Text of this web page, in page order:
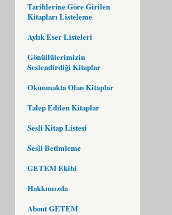
Tarihlerine Göre Girilen
Kitapları Listeleme
Aylık Eser Listeleri
Gönüllülerimizin
Seslendirdiği Kitaplar
Okunmakta Olan Kitaplar
Talep Edilen Kitaplar
Sesli Kitap Listesi
Sesli Betimleme
GETEM Ekibi
Hakkımızda
About GETEM